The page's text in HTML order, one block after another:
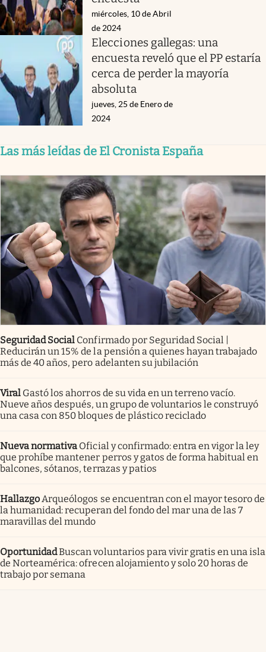
miércoles, 10 de Abril
de 2024
Elecciones gallegas: una
encuesta reveló que el PP estaría
cerca de perder la mayoría
absoluta
jueves, 25 de Enero de
2024
Las más leídas de El Cronista España
Seguridad Social Confirmado por Seguridad Social |
Reducirán un 15% de la pensión a quienes hayan trabajado
más de 40 años, pero adelanten su jubilación
Viral Gastó los ahorros de su vida en un terreno vacío.
Nueve años después, un grupo de voluntarios le construyó
una casa con 850 bloques de plástico reciclado
Nueva normativa Oficial y confirmado: entra en vigor la ley
que prohíbe mantener perros y gatos de forma habitual en
balcones, sótanos, terrazas y patios
Hallazgo Arqueólogos se encuentran con el mayor tesoro de
la humanidad: recuperan del fondo del mar una de las 7
maravillas del mundo
OportunidadBuscan voluntarios para vivir gratis en una isla
de Norteamérica: ofrecen alojamiento y solo 20 horas de
trabajo por semana